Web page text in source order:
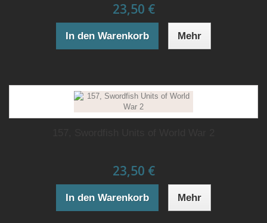
23,50 €
In den Warenkorb Mehr
23,50 €
In den Warenkorb Mehr